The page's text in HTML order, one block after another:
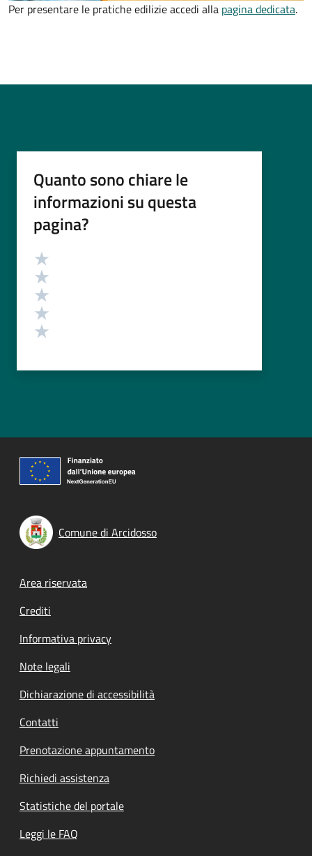
Per presentare le pratiche edilizie accedi alla pagina dedicata.
Quanto sono chiare le
informazioni su questa
pagina?
Valutazione
Comune di Arcidosso
Footer menu
Area riservata
Crediti
Informativa privacy
Note legali
Dichiarazione di accessibilità
Contatti
Prenotazione appuntamento
Richiedi assistenza
Statistiche del portale
Leggi le FAQ